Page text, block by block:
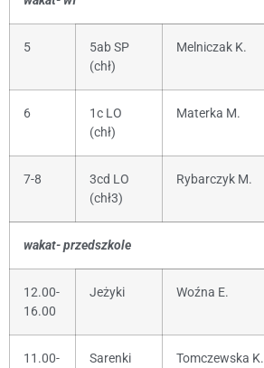
5
5ab SP
(chł)
Melniczak K.
6
1c LO
(chł)
Materka M.
7-8
3cd LO
(chł3)
Rybarczyk M.
wakat- przedszkole
12.00-
16.00
Jeżyki Woźna E.
11.00-
Sarenki Tomczewska K.